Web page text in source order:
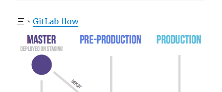
三、GitLab flow